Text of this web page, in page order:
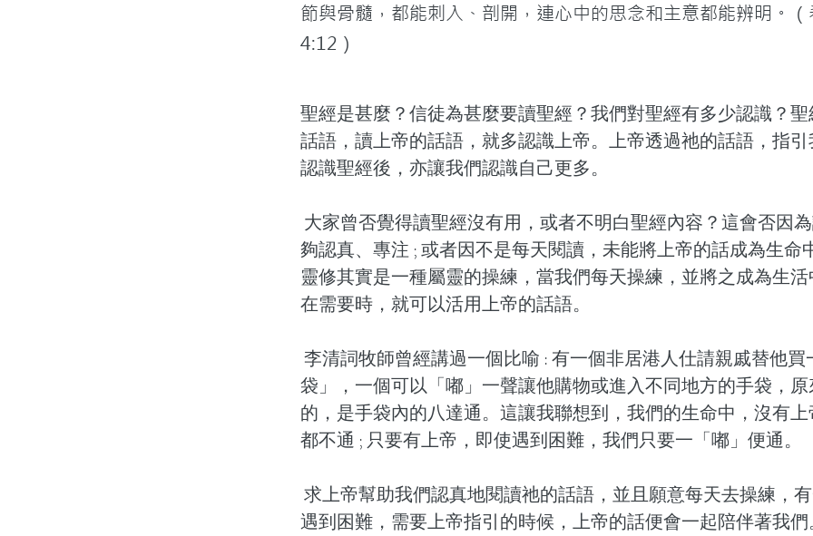
節與骨髓，都能刺入、剖開，連心中的思念和主意都能辨明。
4:12）
聖經是甚麼？信徒為甚麼要讀聖經？我們對聖經有多少認識？
話語，讀上帝的話語，就多認識上帝。上帝透過祂的話語，指
認識聖經後，亦讓我們認識自己更多。
大家曾否覺得讀聖經沒有用，或者不明白聖經內容？這會否因
夠認真、專注 ; 或者因不是每天閱讀，未能將上帝的話成為生命
靈修其實是一種屬靈的操練，當我們每天操練，並將之成為生
在需要時，就可以活用上帝的話語。
李清詞牧師曾經講過一個比喻 : 有一個非居港人仕請親戚替他
袋」，一個可以「嘟」一聲讓他購物或進入不同地方的手袋，
的，是手袋內的八達通。這讓我聯想到，我們的生命中，沒有
都不通 ; 只要有上帝，即使遇到困難，我們只要一「嘟」便通。
求上帝幫助我們認真地閱讀祂的話語，並且願意每天去操練，
遇到困難，需要上帝指引的時候，上帝的話便會一起陪伴著我